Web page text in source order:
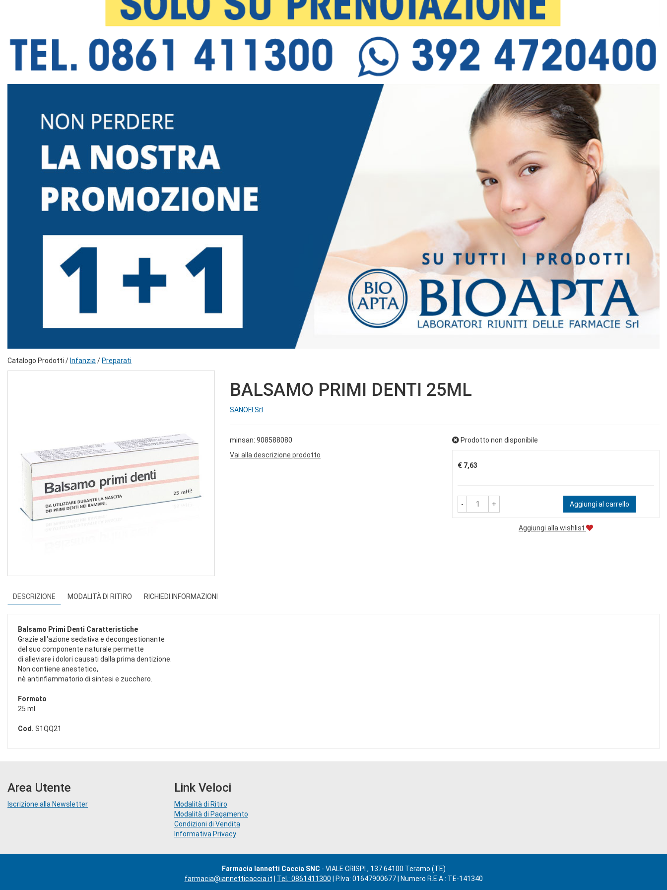
Catalogo Prodotti / Infanzia / Preparati
BALSAMO PRIMI DENTI 25ML
SANOFI Srl
minsan: 908588080
Vai alla descrizione prodotto
Prodotto non disponibile
Prezzo
€ 7,63
- + Aggiungi al carrello
Aggiungi alla wishlist
DESCRIZIONE MODALITÀ DI RITIRO RICHIEDI INFORMAZIONI
Balsamo Primi Denti Caratteristiche
Grazie all'azione sedativa e decongestionante
del suo componente naturale permette
di alleviare i dolori causati dalla prima dentizione.
Non contiene anestetico,
nè antinfiammatorio di sintesi e zucchero.
Formato
25 ml.
Cod. S1QQ21
Area Utente
Iscrizione alla Newsletter
Link Veloci
Modalità di Ritiro
Modalità di Pagamento
Condizioni di Vendita
Informativa Privacy
Farmacia Iannetti Caccia SNC - VIALE CRISPI , 137 64100 Teramo (TE)
farmacia@iannetticaccia.it
Tel.: 0861411300 | P.Iva: 01647900677 | Numero R.E.A.: TE-141340